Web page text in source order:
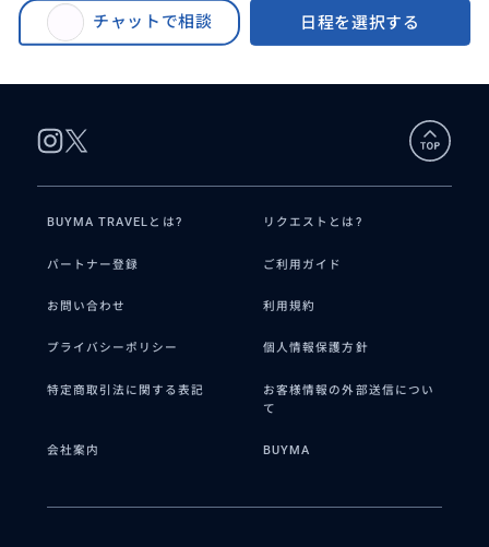
+HYBEでの下車で便利♪＜半日／
明洞または東大門出発＞
チャットで相談 日程を選択する
貸切車で行く♪人気K-POPグループBTSの聖地を巡るツアー！日迎（イルヨ
ン）駅+韓屋マウル散策 +HYBEでの下車で便利♪＜半日／明洞または東大門
出発＞
BUYMA TRAVELとは? リクエストとは?
パートナー登録 ご利用ガイド
お問い合わせ 利用規約
プライバシーポリシー 個人情報保護方針
特定商取引法に関する表記
お客様情報の外部送信につい
て
会社案内 BUYMA